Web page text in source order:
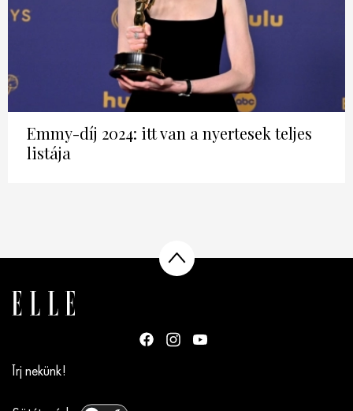
Emmy-díj 2024: itt van a nyertesek teljes
listája
Írj nekünk!